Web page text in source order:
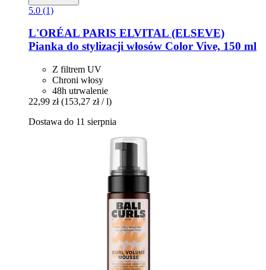
5.0 (1)
L'ORÉAL PARIS ELVITAL (ELSEVE)
Pianka do stylizacji włosów Color Vive, 150 ml
Z filtrem UV
Chroni włosy
48h utrwalenie
22,99 zł (153,27 zł / l)
Dostawa do 11 sierpnia